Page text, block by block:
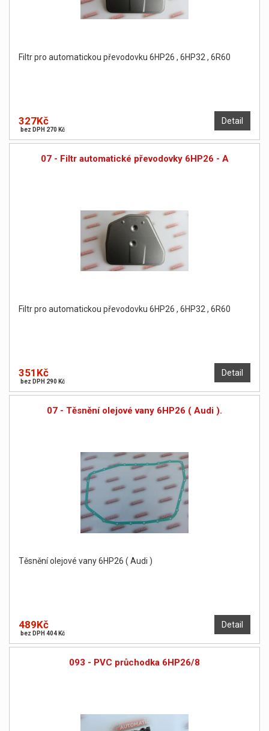
Filtr pro automatickou převodovku 6HP26 , 6HP32 , 6R60
Detail
327Kč
bez DPH 270 Kč
07 - Filtr automatické převodovky 6HP26 - A
Filtr pro automatickou převodovku 6HP26 , 6HP32 , 6R60
Detail
351Kč
bez DPH 290 Kč
07 - Těsnění olejové vany 6HP26 ( Audi ).
Těsnění olejové vany 6HP26 ( Audi )
Detail
489Kč
bez DPH 404 Kč
093 - PVC průchodka 6HP26/8